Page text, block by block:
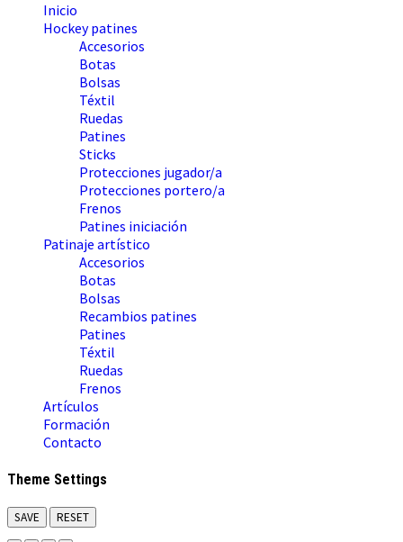
Inicio
Hockey patines
Accesorios
Botas
Bolsas
Téxtil
Ruedas
Patines
Sticks
Protecciones jugador/a
Protecciones portero/a
Frenos
Patines iniciación
Patinaje artístico
Accesorios
Botas
Bolsas
Recambios patines
Patines
Téxtil
Ruedas
Frenos
Artículos
Formación
Contacto
Theme Settings
SAVE RESET